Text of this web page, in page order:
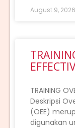
August 9, 2026
TRAINING
Deskripsi
(OEE)
digunakan